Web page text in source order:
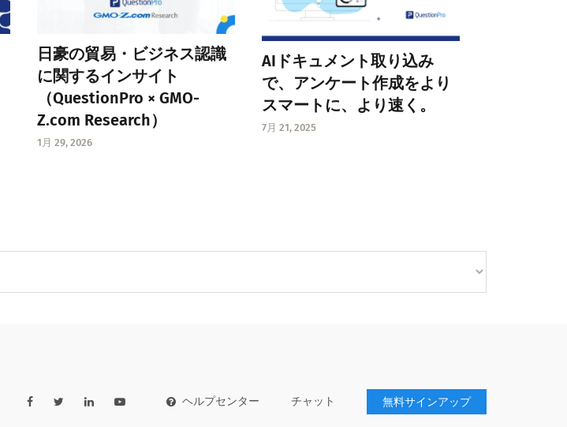
日豪の貿易・ビジネス認識
に関するインサイト
（QuestionPro × GMO-
Z.com Research）
1月 29, 2026
AIドキュメント取り込み
で、アンケート作成をより
スマートに、より速く。
7月 21, 2025
ヘルプセンター チャット 無料サインアップ